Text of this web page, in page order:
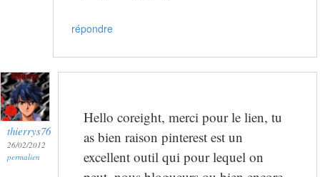
répondre
thierrys76
26/02/2012
permalien
Hello coreight, merci pour le lien, tu
as bien raison pinterest est un
excellent outil qui pour lequel on